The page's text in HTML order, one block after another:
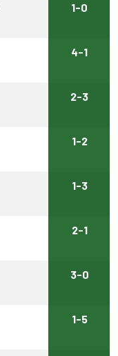
1-0
4-1
2-3
1-2
1-3
2-1
3-0
1-5